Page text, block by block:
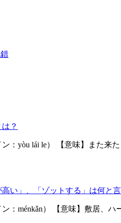
？
：yòu lái le） 【意味】また来
い」、「ゾットする」は何と
ン：ménkǎn） 【意味】敷居、